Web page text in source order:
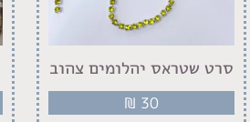
סרט שטראס יהלומים צהוב
₪ 30